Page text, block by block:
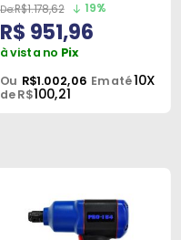
R$1.178,62 19%
R$ 951,96
à vista no Pix
Ou R$1.002,06 Em até10X
de R$100,21